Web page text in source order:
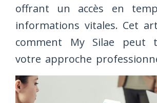
offrant un accès en
informations vitales. Cet
comment My Silae peut
votre approche